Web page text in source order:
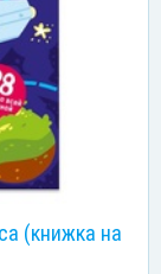
(книжка на